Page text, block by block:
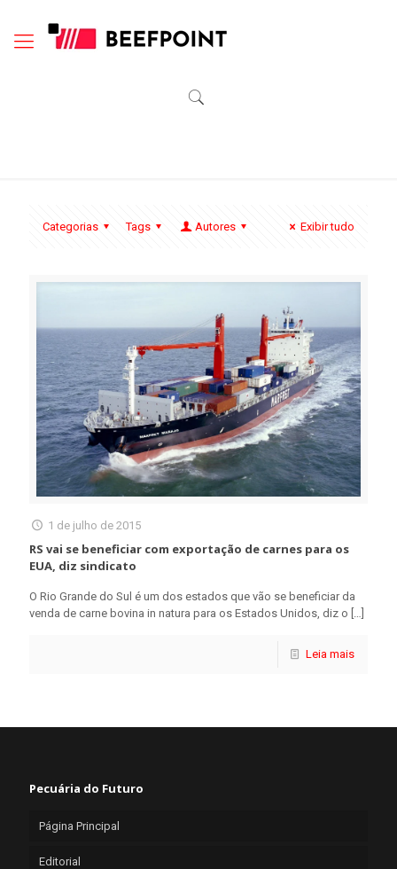
Categorias Tags Autores Exibir tudo
1 de julho de 2015
RS vai se beneficiar com exportação de carnes para os
EUA, diz sindicato
O Rio Grande do Sul é um dos estados que vão se beneficiar da
venda de carne bovina in natura para os Estados Unidos, diz o […]
Leia mais
Pecuária do Futuro
Página Principal
Editorial